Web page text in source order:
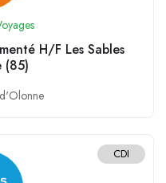
H/F Les Sables
(85)
CDI